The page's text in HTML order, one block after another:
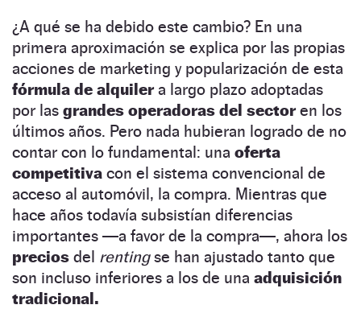
¿A qué se ha debido este cambio? En una
primera aproximación se explica por las propias
acciones de marketing y popularización de esta
fórmula de alquilera largo plazo adoptadas
por las grandes operadoras del sectoren los
últimos años. Pero nada hubieran logrado de no
contar con lo fundamental: una oferta
competitiva con el sistema convencional de
acceso al automóvil, la compra. Mientras que
hace años todavía subsistían diferencias
importantes —a favor de la compra—, ahora los
precios del rentingse han ajustado tanto que
son incluso inferiores a los de una adquisición
tradicional.